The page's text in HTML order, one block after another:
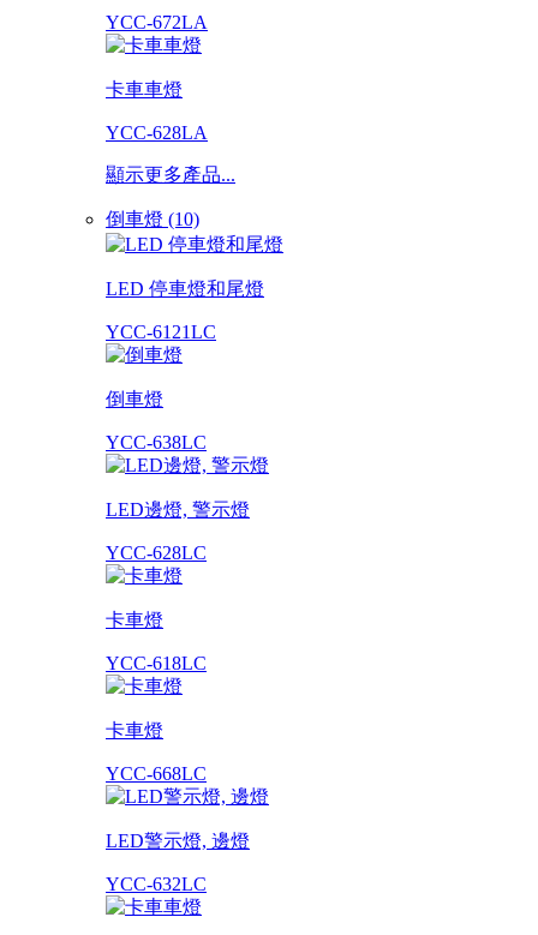
YCC-672LA
卡車車燈
YCC-628LA
顯示更多產品...
倒車燈 (10)
LED 停車燈和尾燈
YCC-6121LC
倒車燈
YCC-638LC
LED邊燈, 警示燈
YCC-628LC
卡車燈
YCC-618LC
卡車燈
YCC-668LC
LED警示燈, 邊燈
YCC-632LC